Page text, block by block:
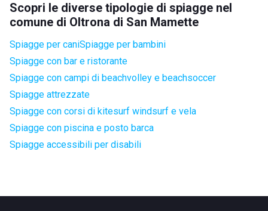
Scopri le diverse tipologie di spiagge nel
comune di Oltrona di San Mamette
Spiagge per caniSpiagge per bambini
Spiagge con bar e ristorante
Spiagge con campi di beachvolley e beachsoccer
Spiagge attrezzate
Spiagge con corsi di kitesurf windsurf e vela
Spiagge con piscina e posto barca
Spiagge accessibili per disabili